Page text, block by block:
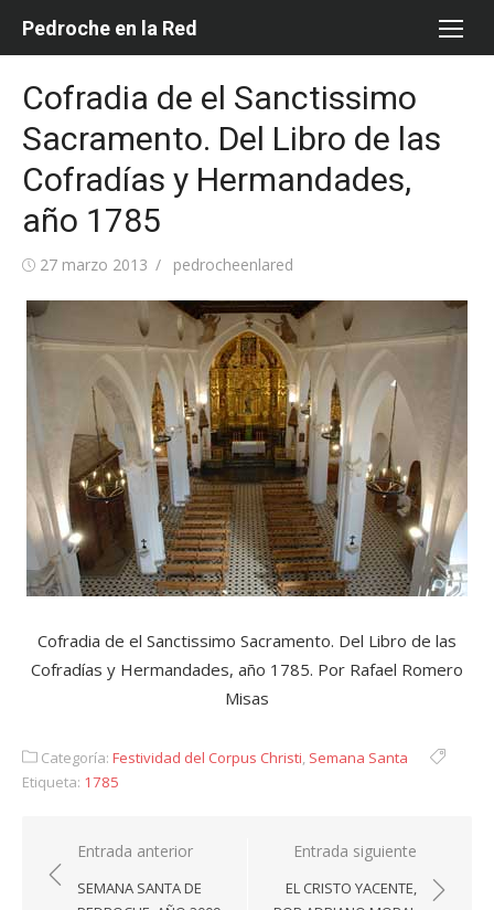
Pedroche en la Red
Cofradia de el Sanctissimo
Sacramento. Del Libro de las
Cofradías y Hermandades,
año 1785
Publicada
27 marzo 2013 Autor
pedrocheenlared
Cofradia de el Sanctissimo Sacramento. Del Libro de las
Cofradías y Hermandades, año 1785. Por Rafael Romero
Misas
Categoría: Festividad del Corpus Christi, Semana Santa
Etiqueta: 1785
Navegación
de
Entrada anterior
SEMANA SANTA DE
Entrada siguiente
EL CRISTO YACENTE,